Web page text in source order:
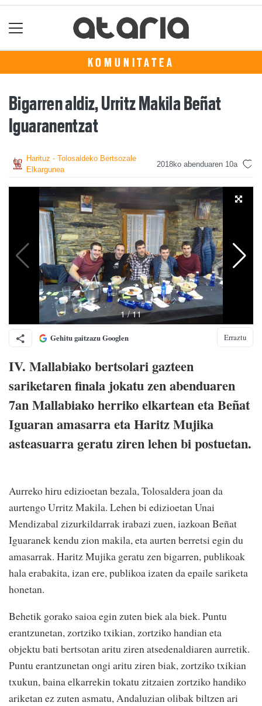
KOMUNITATEA
Bigarren aldiz, Urritz Makila Beñat
Iguaranentzat
Harituz - Tolosaldeko Bertsozale
Elkargunea
2018ko abenduaren 10a
Gehitu gaitzazu Googlen Erraztu
IV. Mallabiako bertsolari gazteen
sariketaren finala jokatu zen abenduaren
7an Mallabiako herriko elkartean eta Beñat
Iguaran amasarra eta Haritz Mujika
asteasuarra geratu ziren lehen bi postuetan.
Aurreko hiru edizioetan bezala, Tolosaldera joan da
aurtengo Urritz Makila. Lehen bi edizioetan Unai
Mendizabal zizurkildarrak irabazi zuen, iazkoan Beñat
Iguaranek kendu zion makila, eta aurten berretsi egin du
amasarrak. Haritz Mujika geratu zen bigarren, publikoak
hala erabakita, izan ere, publikoa izaten da epaile sariketa
honetan.
Behetik gorako saioa egin zuten biek ala biek. Puntu
erantzunetan, zortziko txikian, zortziko handian eta
objektu bati bertsotan aritu ziren atsedenaldiaren aurretik.
Puntu erantzunetan ongi aritu ziren biak, zortziko txikian
txukun, baina elkarrekin tokatu zitzaien zortziko handiko
ariketan ez zuten asmatu, Andaluzian olibak biltzen ari